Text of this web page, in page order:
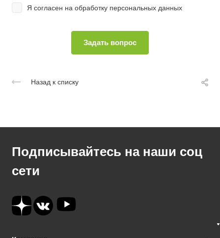
Я согласен на обработку персональных данных
Назад к списку
Подписывайтесь на наши соц
сети